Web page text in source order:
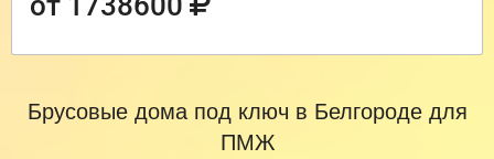
Брусовые дома под ключ в Белгороде для
ПМЖ